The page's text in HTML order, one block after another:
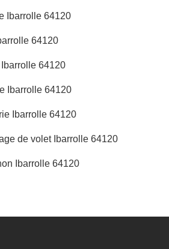
Ibarrolle 64120
64120
64120
Ibarrolle 64120
Ibarrolle 64120
de volet Ibarrolle 64120
Ibarrolle 64120